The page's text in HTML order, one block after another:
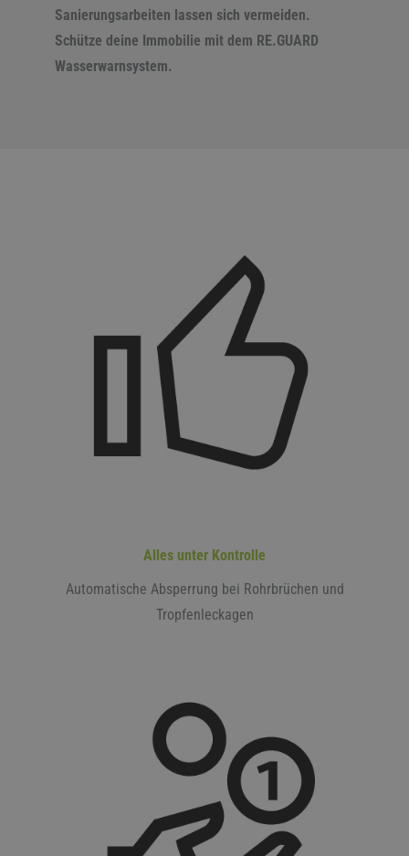
Sanierungsarbeiten lassen sich vermeiden.
Schütze deine Immobilie mit dem RE.GUARD
Wasserwarnsystem.
Alles unter Kontrolle
Automatische Absperrung bei Rohrbrüchen und
Tropfenleckagen